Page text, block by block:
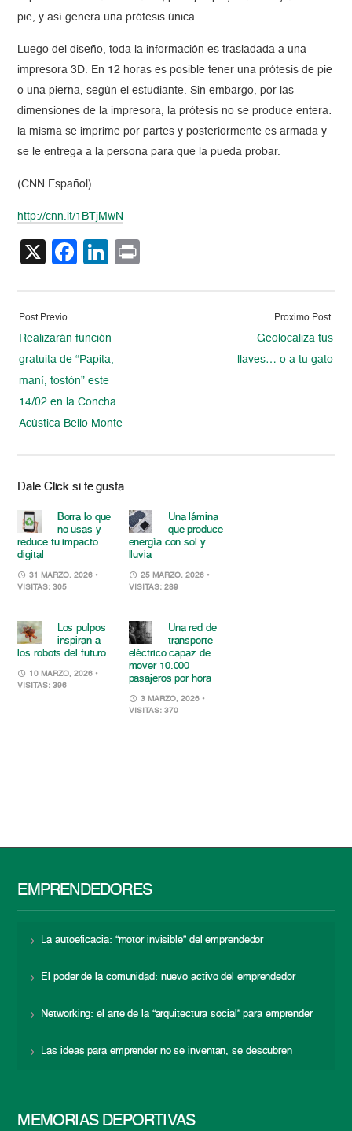
pie, y así genera una prótesis única.
Luego del diseño, toda la información es trasladada a una
impresora 3D. En 12 horas es posible tener una prótesis de pie
o una pierna, según el estudiante. Sin embargo, por las
dimensiones de la impresora, la prótesis no se produce entera:
la misma se imprime por partes y posteriormente es armada y
se le entrega a la persona para que la pueda probar.
(CNN Español)
http://cnn.it/1BTjMwN
X Facebook
LinkedIn
Post Previo:
Realizarán función
gratuita de “Papita,
maní, tostón” este
14/02 en la Concha
Acústica Bello Monte
Proximo Post:
Geolocaliza tus
llaves… o a tu gato
Dale Click si te gusta
Borra lo que
no usas y
reduce tu impacto
digital
31 MARZO, 2026 •
VISITAS: 305
Una lámina
que produce
energía con sol y
lluvia
25 MARZO, 2026 •
VISITAS: 289
Los pulpos
inspiran a
los robots del futuro
10 MARZO, 2026 •
VISITAS: 396
Una red de
transporte
eléctrico capaz de
mover 10.000
pasajeros por hora
3 MARZO, 2026 •
VISITAS: 370
EMPRENDEDORES
La autoeficacia: “motor invisible” del emprendedor
El poder de la comunidad: nuevo activo del emprendedor
Networking: el arte de la “arquitectura social” para emprender
Las ideas para emprender no se inventan, se descubren
MEMORIAS DEPORTIVAS